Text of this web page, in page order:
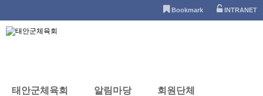
Bookmark INTRANET
태안군체육회 알림마당 회원단체
알림마당